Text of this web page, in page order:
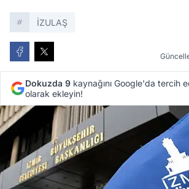
İZULAŞ
Dokuzda 9 kaynağını Google'da tercih
olarak ekleyin!